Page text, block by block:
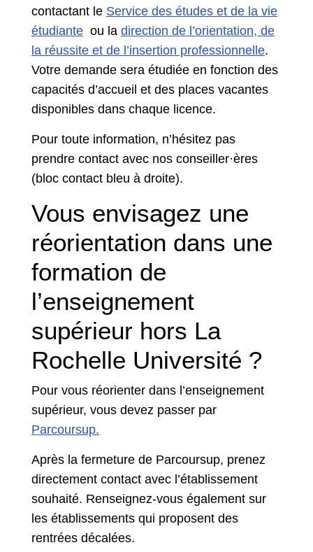
contactant le Service des études et de la vie
étudiante ou la direction de l’orientation, de
la réussite et de l’insertion professionnelle.
Votre demande sera étudiée en fonction des
capacités d’accueil et des places vacantes
disponibles dans chaque licence.
Pour toute information, n’hésitez pas
prendre contact avec nos conseiller·ères
(bloc contact bleu à droite).
Vous envisagez une
réorientation dans une
formation de
l’enseignement
supérieur hors La
Rochelle Université ?
Pour vous réorienter dans l’enseignement
supérieur, vous devez passer par
Parcoursup.
Après la fermeture de Parcoursup, prenez
directement contact avec l’établissement
souhaité. Renseignez-vous également sur
les établissements qui proposent des
rentrées décalées.